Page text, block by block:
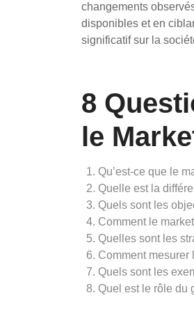
changements
disponibles et en
significatif sur la
8
le
Qu’est-ce que le
Quelle est la
Quels sont les
Comment le
Quelles sont les
Comment mesurer
Quels sont les
Quel est le rôle du